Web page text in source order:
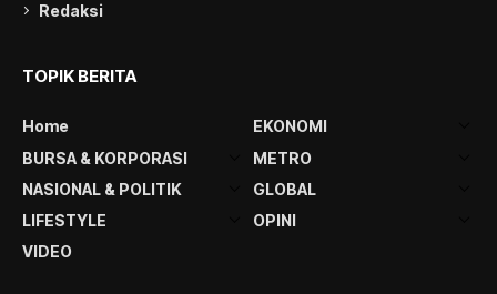
Redaksi
TOPIK BERITA
Home
EKONOMI
BURSA & KORPORASI
METRO
NASIONAL & POLITIK
GLOBAL
LIFESTYLE
OPINI
VIDEO